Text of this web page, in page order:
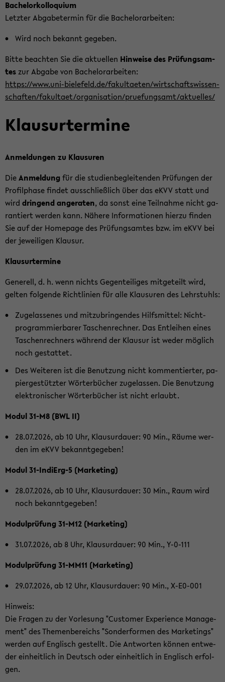
Ba­chelor­kol­lo­qui­um
Letz­ter Ab­ga­be­ter­min für die Ba­che­lor­ar­bei­ten:
Wird noch be­kannt ge­ge­ben.
Bitte be­ach­ten Sie die ak­tu­el­len Hin­wei­se des Prü­fungs­am­
teszur Ab­ga­be von Ba­che­lor­ar­bei­ten:
https://www.uni-​bielefeld.de/fa­kul­tae­ten/wirt­schafts­wis­sen­
schaf­ten/fa­kul­ta­et/or­ga­ni­sa­ti­on/pru­e­fungs­amt/ak­tu­el­les/
Klaus­ur­ter­mi­ne
An­mel­dun­gen zu Klau­su­ren
DieAn­mel­dungfür die stu­di­en­be­glei­ten­den Prü­fun­gen der
Pro­fil­pha­se fin­det aus­schließ­lich über das eKVV statt und
wird drin­gend an­ge­ra­ten, da sonst eine Teil­nah­me nicht ga­
ran­tiert wer­den kann. Nä­he­re In­for­ma­tio­nen hier­zu fin­den
Sie auf der Home­page des Prü­fungs­am­tes bzw. im eKVV bei
der je­wei­li­gen Klau­sur.
Klaus­ur­ter­mi­ne
Ge­ne­rell, d. h. wenn nichts Ge­gen­tei­li­ges mit­ge­teilt wird,
gel­ten fol­gen­de Richt­li­ni­en für alle Klau­su­ren des Lehr­stuhls:
Zu­ge­las­se­nes und mit­zu­brin­gen­des Hilfs­mit­tel: Nicht-​
programmierbarer Ta­schen­rech­ner. Das Ent­lei­hen eines
Ta­schen­rech­ners wäh­rend der Klau­sur ist weder mög­lich
noch ge­stat­tet.
Des Wei­te­ren ist die Be­nut­zung nicht kom­men­tier­ter, pa­
pier­ge­stütz­ter Wör­ter­bü­cher zu­ge­las­sen. Die Be­nut­zung
elek­tro­ni­scher Wör­ter­bü­cher ist nicht er­laubt.
Modul 31-M8 (BWL II)
28.07.2026, ab 10 Uhr, Klau­sur­dau­er: 90 Min., Räume wer­
den im eKVV be­kannt­ge­ge­ben!
Modul 31-​IndiErg-5 (Mar­ke­ting)
28.07.2026, ab 10 Uhr, Klau­sur­dau­er: 30 Min., Raum wird
noch be­kannt­ge­ge­ben!
Mo­dul­prü­fung 31-​M12 (Mar­ke­ting)
31.07.2026, ab 8 Uhr, Klau­sur­dau­er: 90 Min., Y-​0-111
Mo­dul­prü­fung 31-​MM11 (Mar­ke­ting)
29.07.2026, ab 12 Uhr, Klau­sur­dau­er: 90 Min., X-​E0-001
Hin­weis:
Die Fra­gen zu der Vor­le­sung "Cus­to­mer Ex­pe­ri­ence Ma­nage­
ment" des The­men­be­reichs "Son­der­for­men des Mar­ke­tings"
wer­den auf Eng­lisch ge­stellt. Die Ant­wor­ten kön­nen ent­we­
der ein­heit­lich in Deutsch oder ein­heit­lich in Eng­lisch er­fol­
gen.